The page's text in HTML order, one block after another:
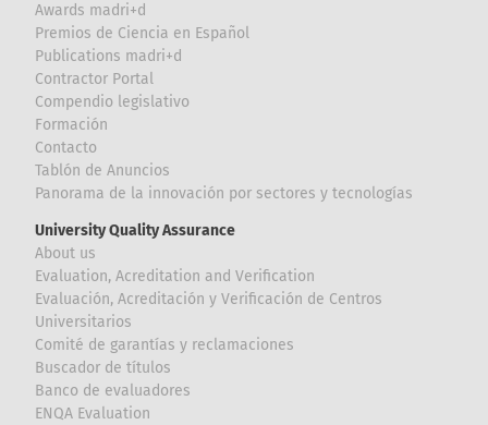
Awards madri+d
Premios de Ciencia en Español
Publications madri+d
Contractor Portal
Compendio legislativo
Formación
Contacto
Tablón de Anuncios
Panorama de la innovación por sectores y tecnologías
University Quality Assurance
About us
Evaluation, Acreditation and Verification
Evaluación, Acreditación y Verificación de Centros
Universitarios
Comité de garantías y reclamaciones
Buscador de títulos
Banco de evaluadores
ENQA Evaluation